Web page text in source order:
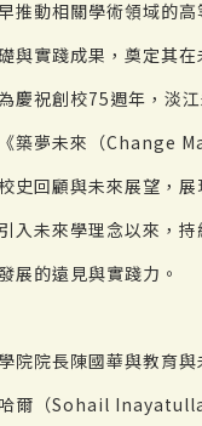
推動相關學術領域的高
與實踐成果，奠定其
慶祝創校75週年，淡
築夢未來（Change
史回顧與未來展望，
入未來學理念以來，持
展的遠見與實踐力。
院院長陳國華與教育與
爾（Sohail